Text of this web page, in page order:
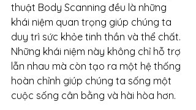
thuật Body Scanning đều là những
khái niệm quan trọng giúp chúng ta
duy trì sức khỏe tinh thần và thể chất.
Những khái niệm này không chỉ hỗ trợ
lẫn nhau mà còn tạo ra một hệ thống
hoàn chỉnh giúp chúng ta sống một
cuộc sống cân bằng và hài hòa hơn.